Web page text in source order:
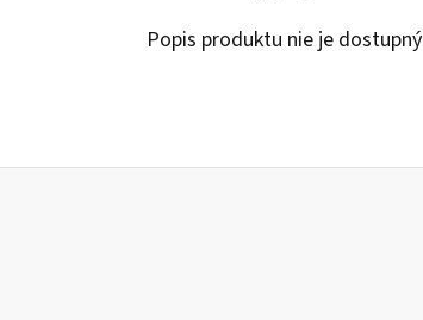
Popis produktu nie je dostupný